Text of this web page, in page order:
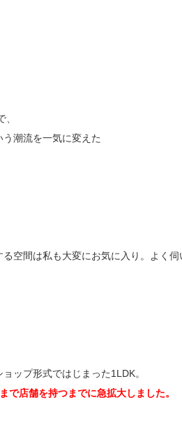
潮流を一気に変えた
空間は私も大変にお気に入り。よく伺
ップ形式ではじまった1LDK。
店舗を持つまでに急拡大しました。